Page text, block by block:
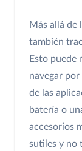
Más allá de
también
Esto puede
navegar
de las
batería o
accesorios
sutiles y no